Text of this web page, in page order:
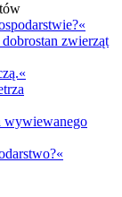
zwierząt
wywiewanego